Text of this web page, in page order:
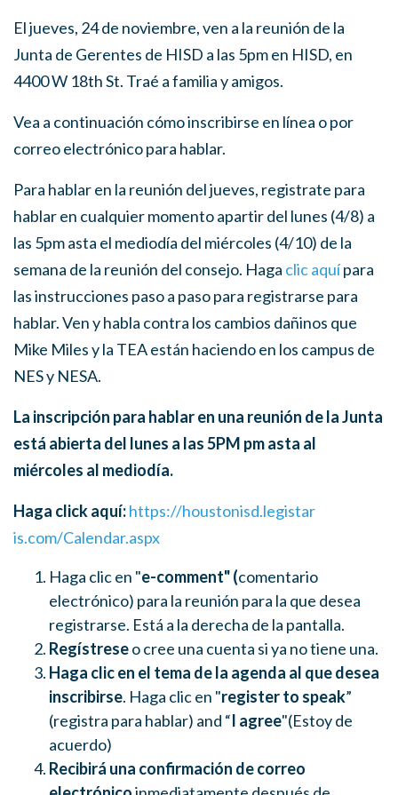
El jueves, 24 de noviembre, ven a la reunión de la
Junta de Gerentes de HISD a las 5pm en HISD, en
4400 W 18th St. Traé a familia y amigos.
Vea a continuación cómo inscribirse en línea o por
correo electrónico para hablar.
Para hablar en la reunión del jueves, registrate para
hablar en cualquier momento apartir del lunes (4/8) a
las 5pm asta el mediodía del miércoles (4/10) de la
semana de la reunión del consejo. Haga clic aquípara
las instrucciones paso a paso para registrarse para
hablar. Ven y habla contra los cambios dañinos que
Mike Miles y la TEA están haciendo en los campus de
NES y NESA.
La inscripción para hablar en una reunión de la Junta
está abierta del lunes a las 5PM pm asta al
miércoles al mediodía.
Haga click aquí:https://houstonisd.legistar
is.com/Calendar.aspx
Haga clic en "e-comment" (comentario
electrónico) para la reunión para la que desea
registrarse. Está a la derecha de la pantalla.
Regístreseo cree una cuenta si ya no tiene una.
Haga clic en el tema de la agenda al que desea
inscribirse. Haga clic en "register to speak”
(registra para hablar) and “I agree"(Estoy de
acuerdo)
Recibirá una confirmación de correo